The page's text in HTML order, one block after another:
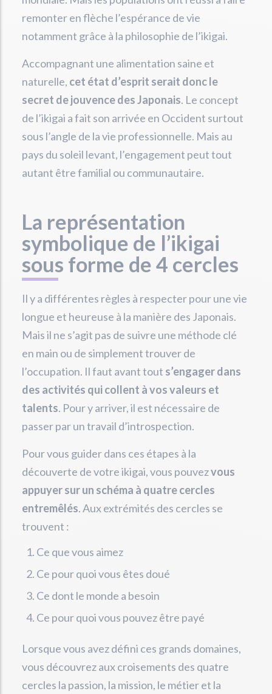
remonter en flèche l’espérance de vie
notamment grâce à la philosophie de l’ikigai.
Accompagnant une alimentation saine et
naturelle, cet état d’esprit serait donc le
secret de jouvence des Japonais. Le concept
de l’ikigai a fait son arrivée en Occident surtout
sous l’angle de la vie professionnelle. Mais au
pays du soleil levant, l’engagement peut tout
autant être familial ou communautaire.
La représentation
symbolique de l’ikigai
sous forme de 4 cercles
Il y a différentes règles à respecter pour une vie
longue et heureuse à la manière des Japonais.
Mais il ne s’agit pas de suivre une méthode clé
en main ou de simplement trouver de
l’occupation. Il faut avant tout s’engager dans
des activités qui collent à vos valeurs et
talents. Pour y arriver, il est nécessaire de
passer par un travail d’introspection.
Pour vous guider dans ces étapes à la
découverte de votre ikigai, vous pouvezvous
appuyer sur un schéma à quatre cercles
entremêlés. Aux extrémités des cercles se
trouvent :
Ce que vous aimez
Ce pour quoi vous êtes doué
Ce dont le monde a besoin
Ce pour quoi vous pouvez être payé
Lorsque vous avez défini ces grands domaines,
vous découvrez aux croisements des quatre
cercles la passion, la mission, le métier et la